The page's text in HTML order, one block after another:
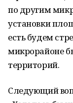
по другим
установки
есть будем
микрорайоне
территорий.
Следующий